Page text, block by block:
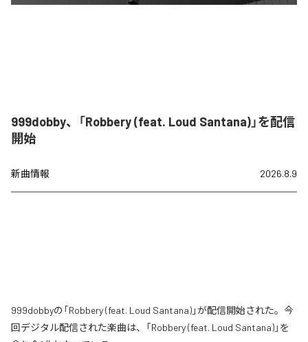
999dobby、「Robbery (feat. Loud Santana)」を配信
開始
新曲情報 2026.8.9
999dobbyの「Robbery (feat. Loud Santana)」が配信開始された。今
回デジタル配信された楽曲は、「Robbery (feat. Loud Santana)」を